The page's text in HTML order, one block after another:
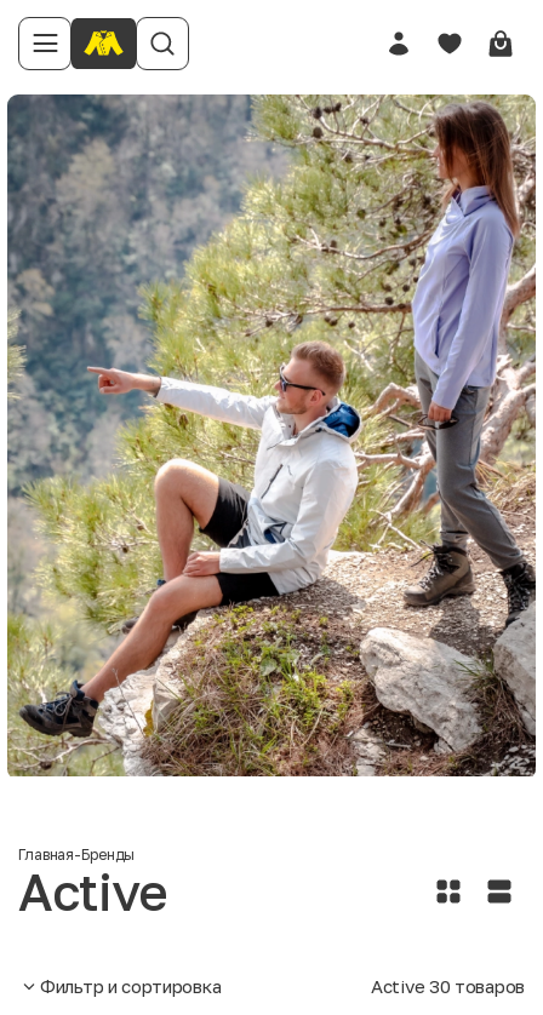
Главная-Бренды
Active
Фильтр и сортировка Active 30 товаров